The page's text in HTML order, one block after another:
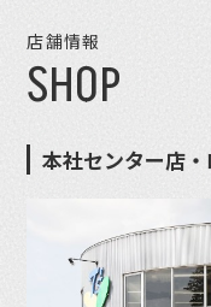
店舗情報
SHOP
本社センター店